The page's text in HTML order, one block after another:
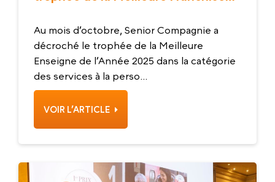
Au mois d’octobre, Senior Compagnie a
décroché le trophée de la Meilleure
Enseigne de l’Année 2025 dans la catégorie
des services à la perso...
VOIR L’ARTICLE